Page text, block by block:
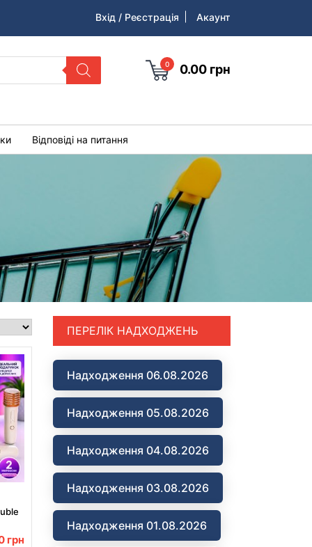
Вхід / Реєстрація Акаунт
0 0.00 грн
Відповіді на питання
грн
ПЕРЕЛІК НАДХОДЖЕНЬ
Надходження 06.08.2026
Надходження 05.08.2026
Надходження 04.08.2026
Надходження 03.08.2026
Надходження 01.08.2026